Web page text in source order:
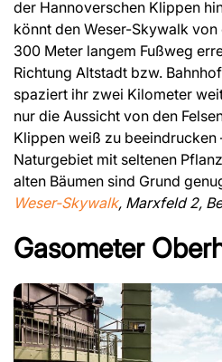
der Hannoverschen Klippen
könnt den Weser-Skywalk
300 Meter langem Fußweg
Richtung Altstadt bzw.
spaziert ihr zwei Kilometer
nur die Aussicht von den
Klippen weiß zu beeindrucken
Naturgebiet mit seltenen
alten Bäumen sind Grund
Weser-Skywalk, Marxfeld 2,
Gasometer